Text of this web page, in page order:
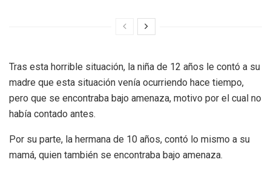
Tras esta horrible situación, la niña de 12 años le contó a su
madre que esta situación venía ocurriendo hace tiempo,
pero que se encontraba bajo amenaza, motivo por el cual no
había contado antes.
Por su parte, la hermana de 10 años, contó lo mismo a su
mamá, quien también se encontraba bajo amenaza.